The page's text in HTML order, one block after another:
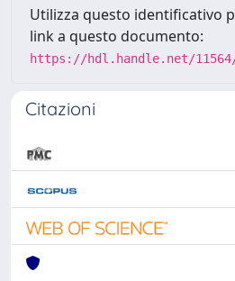
Utilizza questo identificativo
link a questo documento:
https://hdl.handle.net/11564/
Citazioni